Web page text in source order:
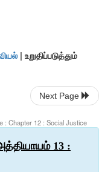
| உறுதிப்படுத்தும்
Next Page
: Chapter 12 : Social Justice
13 :